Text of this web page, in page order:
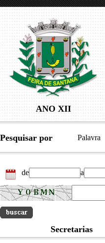
ANO XII
Pesquisar por Palavra
de a
Secretarias